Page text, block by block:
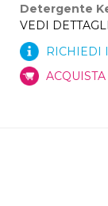
Detergente
VEDI DETTAGLI
RICHIEDI